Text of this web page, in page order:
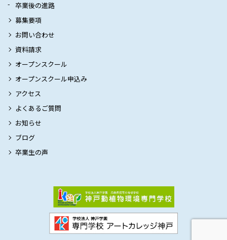
卒業後の進路
募集要項
お問い合わせ
資料請求
オープンスクール
オープンスクール申込み
アクセス
よくあるご質問
お知らせ
ブログ
卒業生の声